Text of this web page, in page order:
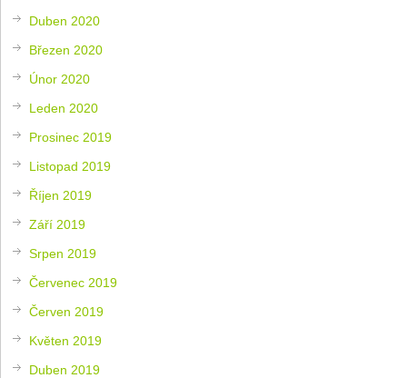
Duben 2020
Březen 2020
Únor 2020
Leden 2020
Prosinec 2019
Listopad 2019
Říjen 2019
Září 2019
Srpen 2019
Červenec 2019
Červen 2019
Květen 2019
Duben 2019